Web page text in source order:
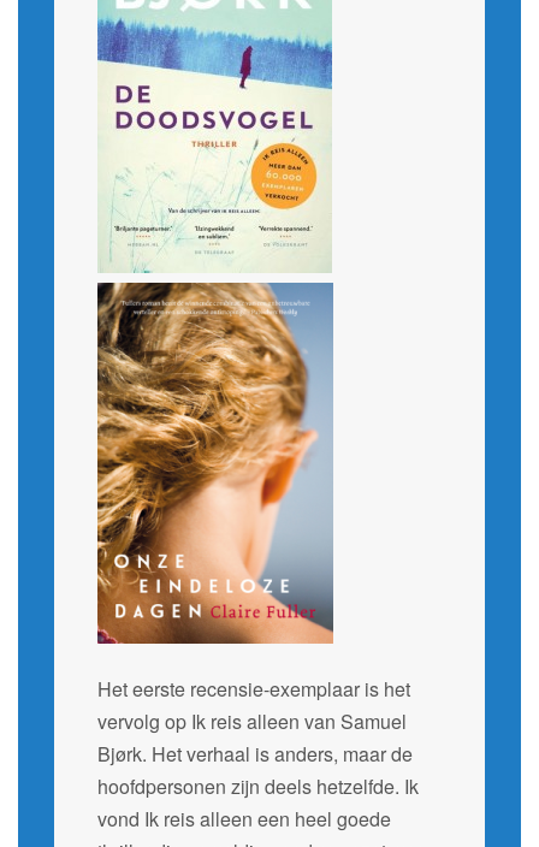
Het eerste recensie-exemplaar is het
vervolg op Ik reis alleen van Samuel
Bjørk. Het verhaal is anders, maar de
hoofdpersonen zijn deels hetzelfde. Ik
vond Ik reis alleen een heel goede